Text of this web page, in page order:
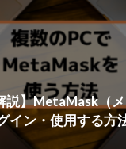
説】MetaMask（
イン・使用する方